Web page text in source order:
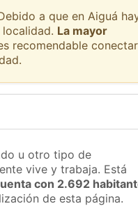
a que en Aiguá
La mayor
recomendable
u otro tipo de
vive y trabaja. Está
con 2.692
de esta página.